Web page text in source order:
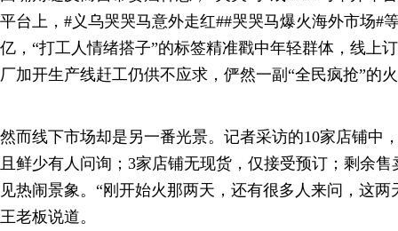
平台上，#义乌哭哭马意外走红##哭哭马爆火海外市场#
亿，“打工人情绪搭子”的标签精准戳中年轻群体，线上
厂加开生产线赶工仍供不应求，俨然一副“全民疯抢”的
然而线下市场却是另一番光景。记者采访的10家店铺中
且鲜少有人问询；3家店铺无现货，仅接受预订；剩余
见热闹景象。“刚开始火那两天，还有很多人来问，这
王老板说道。